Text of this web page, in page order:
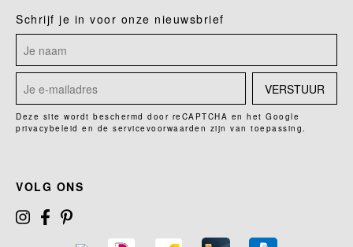
Schrijf je in voor onze nieuwsbrief
VERSTUUR
Deze site wordt beschermd door reCAPTCHA en het Google
privacybeleid en de servicevoorwaarden zijn van toepassing.
VOLG ONS